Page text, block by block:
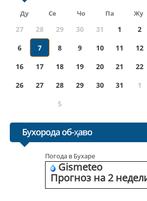
Ду Се Чо Па Жу
27 28 29 30 31 1 2
6
7 8 9 10 11 12
16
17 18 19 20 21 22
26
27 28 29 30 31 1
5
Бухорода об-ҳаво
Погода в Бухаре
Gismeteo
Прогноз на 2